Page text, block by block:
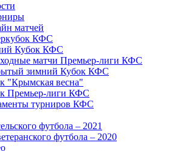
матчей
КФС
Кубок КФС
матчи Премьер-лиги КФС
зимний Кубок КФС
"Крымская весна"
Премьер-лиги КФС
турниров КФС
футбола – 2021
футбола – 2020